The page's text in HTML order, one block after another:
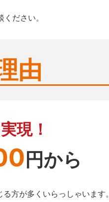
ださい。
由
現！
円から
方が多くいらっしゃいます。